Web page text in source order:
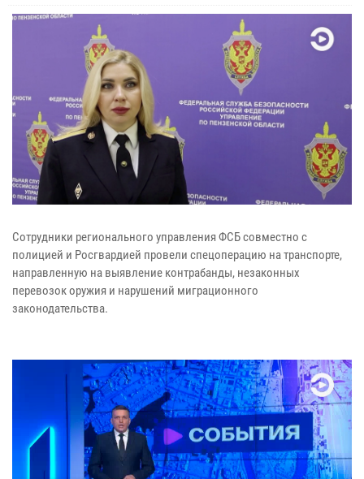
Сотрудники регионального управления ФСБ совместно с
полицией и Росгвардией провели спецоперацию на транспорте,
направленную на выявление контрабанды, незаконных
перевозок оружия и нарушений миграционного
законодательства.